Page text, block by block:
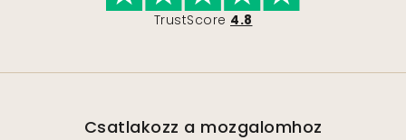
TrustScore 4.8
Csatlakozz a mozgalomhoz